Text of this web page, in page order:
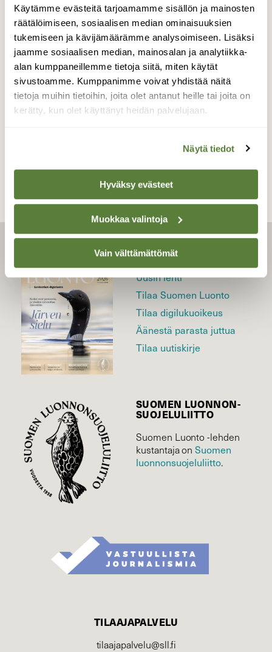
Käytämme evästeitä tarjoamamme sisällön ja mainosten
räätälöimiseen, sosiaalisen median ominaisuuksien
tukemiseen ja kävijämäärämme analysoimiseen. Lisäksi
jaamme sosiaalisen median, mainosalan ja analytiikka-
alan kumppaneillemme tietoja siitä, miten käytät
sivustoamme. Kumppanimme voivat yhdistää näitä
tietoja muihin tietoihin, joita olet antanut heille tai joita on
kerätty, kun olet käyttänyt heidän palvelujaan.
Näytä tiedot
Hyväksy evästeet
Muokkaa valintoja
Vain välttämättömät
urpiainen
urpiainen nauttii talvesta ja urvuista
Valokuvaaja: sirpa Jyske, Virrat 7.1.24
LEHTI
Uusin lehti
Tilaa Suomen Luonto
Tilaa digilukuoikeus
Äänestä parasta juttua
Tilaa uutiskirje
SUOMEN LUONNON­
SUOJELU­LIITTO
Suomen Luonto -lehden
kustantaja onSuomen
luonnonsuojelu­liitto.
TILAAJAPALVELU
tilaajapalvelu@sll.fi